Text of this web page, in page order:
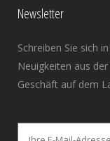
Newsletter
Schreiben Sie sich
Neuigkeiten aus
Geschäft auf dem